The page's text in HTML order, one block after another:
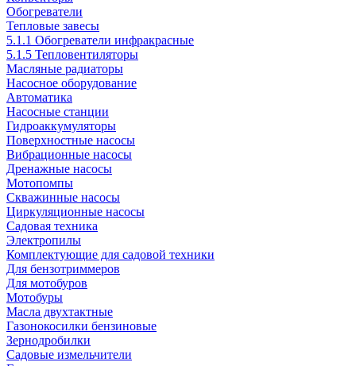
Обогреватели
Тепловые завесы
5.1.1 Обогреватели инфракрасные
5.1.5 Тепловентиляторы
Масляные радиаторы
Насосное оборудование
Автоматика
Насосные станции
Гидроаккумуляторы
Поверхностные насосы
Вибрационные насосы
Дренажные насосы
Мотопомпы
Скважинные насосы
Циркуляционные насосы
Садовая техника
Электропилы
Комплектующие для садовой техники
Для бензотриммеров
Для мотобуров
Мотобуры
Масла двухтактные
Газонокосилки бензиновые
Зернодробилки
Садовые измельчители